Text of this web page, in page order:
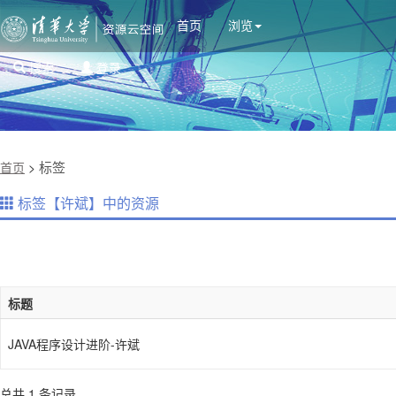
首页 浏览
搜索 登录
首页 > 标签
标签【许斌】中的资源
标题
JAVA程序设计进阶-许斌